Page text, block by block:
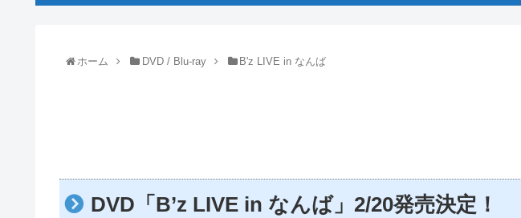
ホーム DVD / Blu-ray B'z LIVE in なんば
DVD「B’z LIVE in なんば」2/20発売決定！